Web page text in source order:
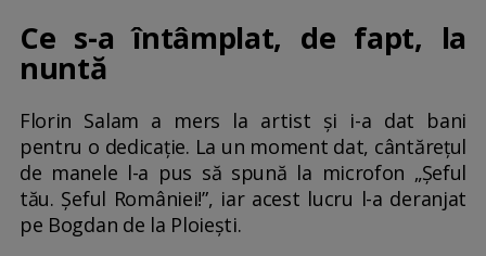
Ce s-a întâmplat, de fapt, la
nuntă
Florin Salam a mers la artist și i-a dat bani
pentru o dedicație. La un moment dat, cântărețul
de manele l-a pus să spună la microfon „Șeful
tău. Șeful României!”, iar acest lucru l-a deranjat
pe Bogdan de la Ploiești.